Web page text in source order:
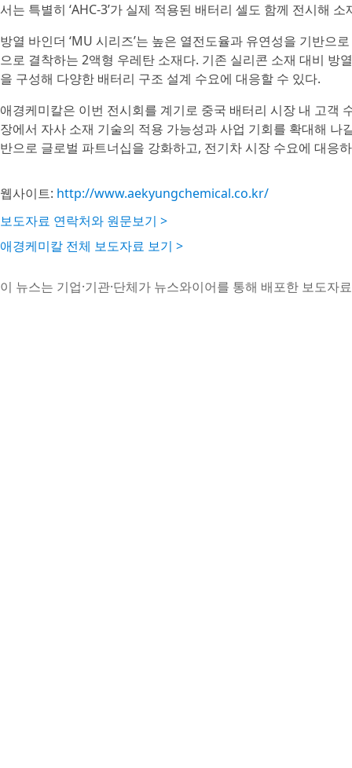
서는 특별히 ‘AHC-3’가 실제 적용된 배터리 셀도 함께 전시해
방열 바인더 ‘MU 시리즈’는 높은 열전도율과 유연성을 기반
으로 결착하는 2액형 우레탄 소재다. 기존 실리콘 소재 대비 방
을 구성해 다양한 배터리 구조 설계 수요에 대응할 수 있다.
애경케미칼은 이번 전시회를 계기로 중국 배터리 시장 내 고객
장에서 자사 소재 기술의 적용 가능성과 사업 기회를 확대해
반으로 글로벌 파트너십을 강화하고, 전기차 시장 수요에 대응
웹사이트: http://www.aekyungchemical.co.kr/
보도자료 연락처와 원문보기 >
애경케미칼 전체 보도자료 보기 >
이 뉴스는 기업·기관·단체가 뉴스와이어를 통해 배포한 보도자